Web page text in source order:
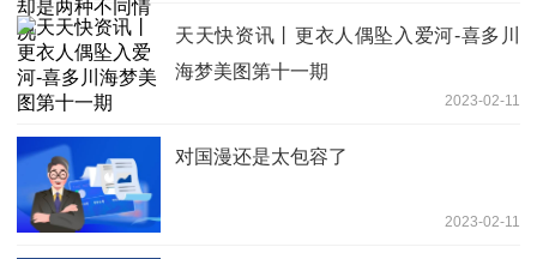
天天快资讯丨更衣人偶坠入爱河-喜多川
海梦美图第十一期
2023-02-11
对国漫还是太包容了
2023-02-11